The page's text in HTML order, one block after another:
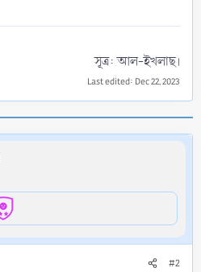
সূত্র: আল-ইখলাছ।​
Last edited: Dec 22, 2023
#2